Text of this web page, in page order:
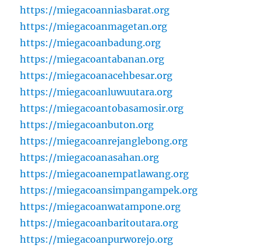
https://miegacoanniasbarat.org
https://miegacoanmagetan.org
https://miegacoanbadung.org
https://miegacoantabanan.org
https://miegacoanacehbesar.org
https://miegacoanluwuutara.org
https://miegacoantobasamosir.org
https://miegacoanbuton.org
https://miegacoanrejanglebong.org
https://miegacoanasahan.org
https://miegacoanempatlawang.org
https://miegacoansimpangampek.org
https://miegacoanwatampone.org
https://miegacoanbaritoutara.org
https://miegacoanpurworejo.org